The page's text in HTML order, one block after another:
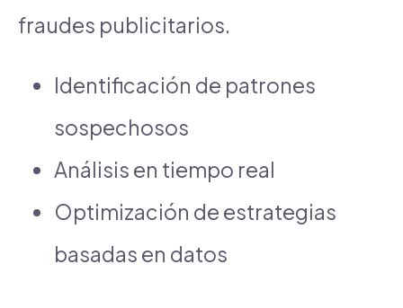
fraudes publicitarios.
Identificación de patrones
sospechosos
Análisis en tiempo real
Optimización de estrategias
basadas en datos